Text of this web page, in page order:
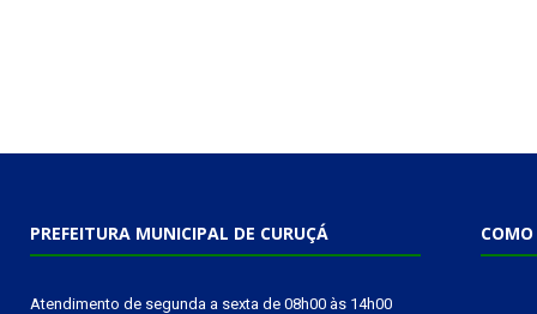
PREFEITURA MUNICIPAL DE CURUÇÁ
Atendimento de segunda a sexta de 08h00 às 14h00
COMO